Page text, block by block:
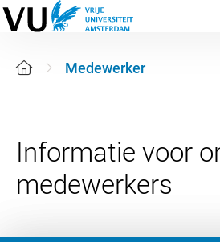
Medewerker
Informatie voor